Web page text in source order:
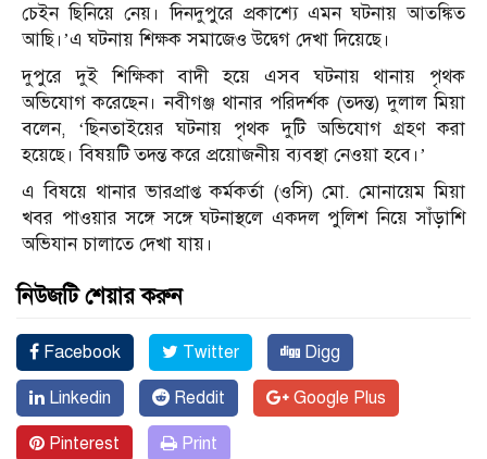
চেইন ছিনিয়ে নেয়। দিনদুপুরে প্রকাশ্যে এমন ঘটনায় আতঙ্কিত
আছি।’এ ঘটনায় শিক্ষক সমাজেও উদ্বেগ দেখা দিয়েছে।
দুপুরে দুই শিক্ষিকা বাদী হয়ে এসব ঘটনায় থানায় পৃথক
অভিযোগ করেছেন। নবীগঞ্জ থানার পরিদর্শক (তদন্ত) দুলাল মিয়া
বলেন, ‘ছিনতাইয়ের ঘটনায় পৃথক দুটি অভিযোগ গ্রহণ করা
হয়েছে। বিষয়টি তদন্ত করে প্রয়োজনীয় ব্যবস্থা নেওয়া হবে।’
এ বিষয়ে থানার ভারপ্রাপ্ত কর্মকর্তা (ওসি) মো. মোনায়েম মিয়া
খবর পাওয়ার সঙ্গে সঙ্গে ঘটনাস্থলে একদল পুলিশ নিয়ে সাঁড়াশি
অভিযান চালাতে দেখা যায়।
নিউজটি শেয়ার করুন
Facebook Twitter Digg
Linkedin Reddit Google Plus
Pinterest Print